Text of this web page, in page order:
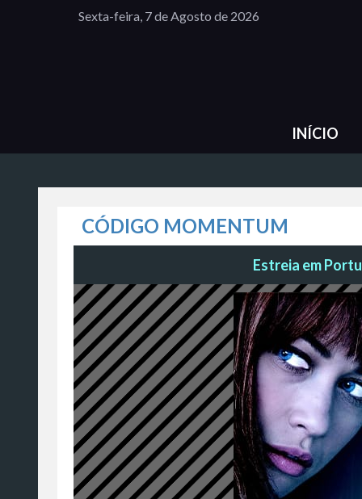
Sexta-feira, 7 de Agosto de 2026
INÍCIO
CÓDIGO MOMENTUM
Estreia em